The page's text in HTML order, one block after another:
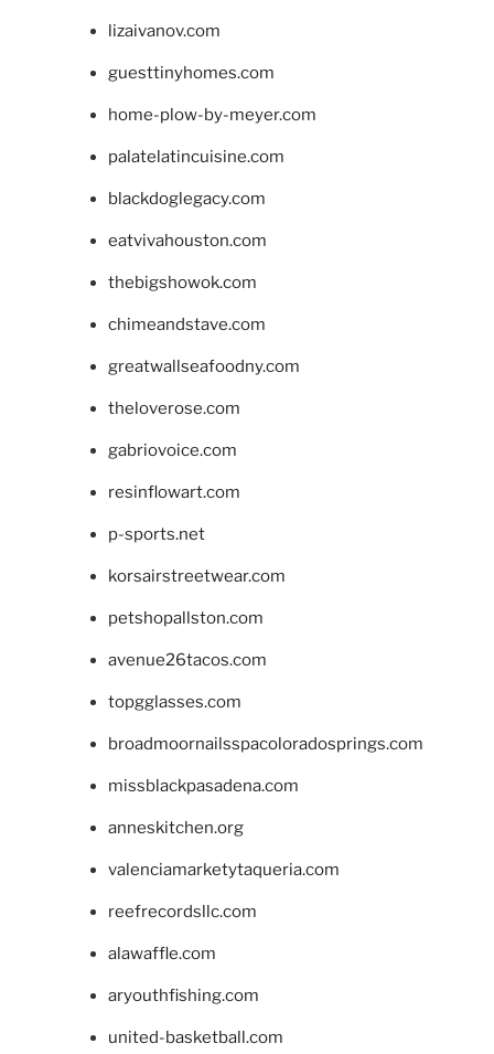
lizaivanov.com
guesttinyhomes.com
home-plow-by-meyer.com
palatelatincuisine.com
blackdoglegacy.com
eatvivahouston.com
thebigshowok.com
chimeandstave.com
greatwallseafoodny.com
theloverose.com
gabriovoice.com
resinflowart.com
p-sports.net
korsairstreetwear.com
petshopallston.com
avenue26tacos.com
topgglasses.com
broadmoornailsspacoloradosprings.com
missblackpasadena.com
anneskitchen.org
valenciamarketytaqueria.com
reefrecordsllc.com
alawaffle.com
aryouthfishing.com
united-basketball.com